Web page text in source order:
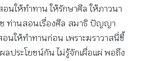
นให้ทำทาน ให้รักษาศีล ให้ภาวนา
ท่านสอนเรื่องศีล สมาธิ ปัญญา
นให้ทำทานก่อน เพราะฆราวาสนี่ขี้
ลประโยชน์กัน ไม่รู้จักเผื่อแผ่ พอถึง